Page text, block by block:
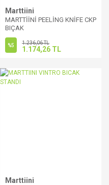
Marttiini
MARTTİİNİ PEELİNG KNİFE CKP
BIÇAK
%5 1.236,06 TL
1.174,26 TL
Marttiini